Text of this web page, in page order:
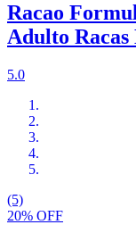
Racao
Adulto
5.0
(5)
20% OFF